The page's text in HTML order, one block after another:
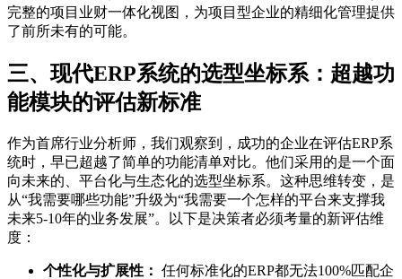
完整的项目业财一体化视图，为项目型企业的精细化管理提供
了前所未有的可能。
三、现代ERP系统的选型坐标系：超越功
能模块的评估新标准
作为首席行业分析师，我们观察到，成功的企业在评估ERP系
统时，早已超越了简单的功能清单对比。他们采用的是一个面
向未来的、平台化与生态化的选型坐标系。这种思维转变，是
从“我需要哪些功能”升级为“我需要一个怎样的平台来支撑我
未来5-10年的业务发展”。以下是决策者必须考量的新评估维
度：
个性化与扩展性： 任何标准化的ERP都无法100%匹配企